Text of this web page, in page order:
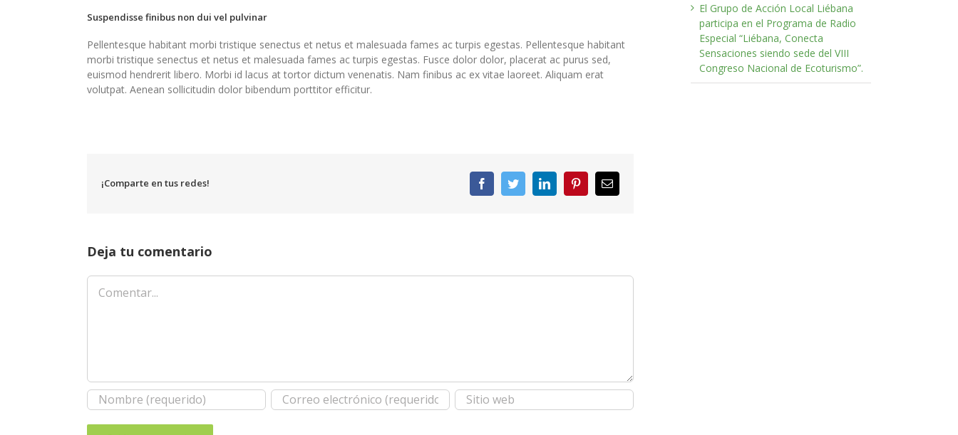
Suspendisse finibus non dui vel pulvinar
Pellentesque habitant morbi tristique senectus et netus et malesuada fames ac turpis egestas. Pellentesque habitant
morbi tristique senectus et netus et malesuada fames ac turpis egestas. Fusce dolor dolor, placerat ac purus sed,
euismod hendrerit libero. Morbi id lacus at tortor dictum venenatis. Nam finibus ac ex vitae laoreet. Aliquam erat
volutpat. Aenean sollicitudin dolor bibendum porttitor efficitur.
¡Comparte en tus redes! FacebookTwitterLinkedInPinterestCorreo
electrónico
Deja tu comentario
Comentar
El Grupo de Acción Local Liébana
participa en el Programa de Radio
Especial “Liébana, Conecta
Sensaciones siendo sede del VIII
Congreso Nacional de Ecoturismo”.